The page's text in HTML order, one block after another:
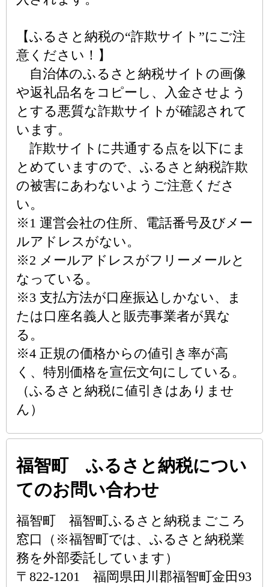
【ふるさと納税の“詐欺サイト”にご注
意ください！】
自治体のふるさと納税サイトの画像
や返礼品名をコピーし、入金させよう
とする悪質な詐欺サイトが確認されて
います。
詐欺サイトに共通する点を以下にま
とめていますので、ふるさと納税詐欺
の被害にあわないようご注意くださ
い。
※1 運営会社の住所、電話番号及びメー
ルアドレスがない。
※2 メールアドレスがフリーメールと
なっている。
※3 支払方法が口座振込しかない、ま
たは口座名義人と販売事業者が異な
る。
※4 正規の価格からの値引き率が高
く、特別価格を宣伝文句にしている。
（ふるさと納税に値引きはありませ
ん）
福智町 ふるさと納税につい
てのお問い合わせ
福智町 福智町ふるさと納税まごころ
窓口（※福智町では、ふるさと納税業
務を外部委託しています）
〒822-1201 福岡県田川郡福智町金田93